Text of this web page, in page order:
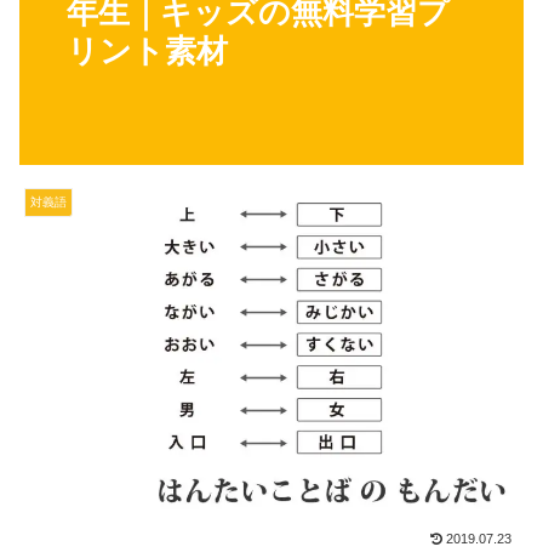
年生｜キッズの無料学習プ
リント素材
対義語
2019.07.23